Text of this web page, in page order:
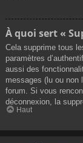
À quoi sert «
Cela supprime tous
paramètres
aussi des
messages (lu ou non
forum. Si vous
déconnexion, la
Haut